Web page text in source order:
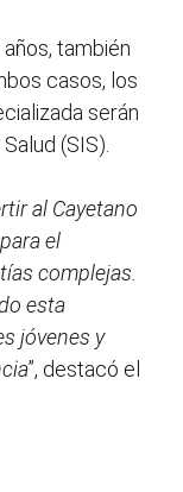
también
casos, los
serán
(SIS).
al Cayetano
el
complejas.
esta
jóvenes y
”, destacó el